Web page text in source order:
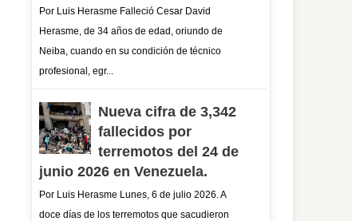
Por Luis Herasme Falleció Cesar David
Herasme, de 34 años de edad, oriundo de
Neiba, cuando en su condición de técnico
profesional, egr...
Nueva cifra de 3,342
fallecidos por
terremotos del 24 de
junio 2026 en Venezuela.
Por Luis Herasme Lunes, 6 de julio 2026. A
doce días de los terremotos que sacudieron